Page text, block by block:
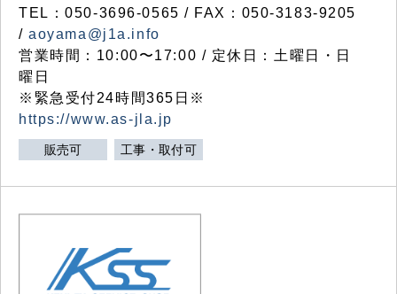
TEL：050-3696-0565 / FAX：050-3183-9205
/aoyama@j1a.info
営業時間：10:00〜17:00 / 定休日：土曜日・日
曜日
※緊急受付24時間365日※
https://www.as-jla.jp
販売可 工事・取付可